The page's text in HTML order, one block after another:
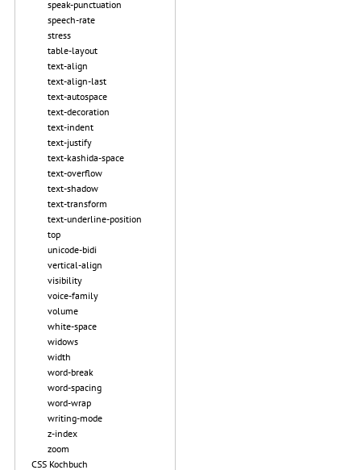
speak-punctuation
speech-rate
stress
table-layout
text-align
text-align-last
text-autospace
text-decoration
text-indent
text-justify
text-kashida-space
text-overflow
text-shadow
text-transform
text-underline-position
top
unicode-bidi
vertical-align
visibility
voice-family
volume
white-space
widows
width
word-break
word-spacing
word-wrap
writing-mode
z-index
zoom
CSS Kochbuch